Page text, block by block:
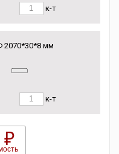
к-т
мм
к-т
₽